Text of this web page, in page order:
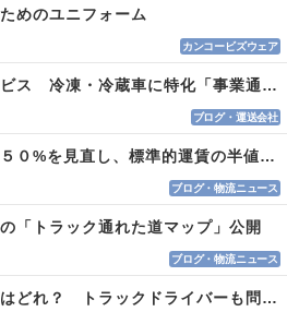
めのユニフォーム
カンコービズウェア
ヘイワオートサービス 冷凍・冷蔵車に特化「事業通じ貢献目指す」
ブログ・運送会社
適正原価 実車率５０%を見直し、標準的運賃の半値の恐れも
ブログ・物流ニュース
「トラック通れた道マップ」公開
ブログ・物流ニュース
自転車が従う信号はどれ？ トラックドライバーも問われる認識